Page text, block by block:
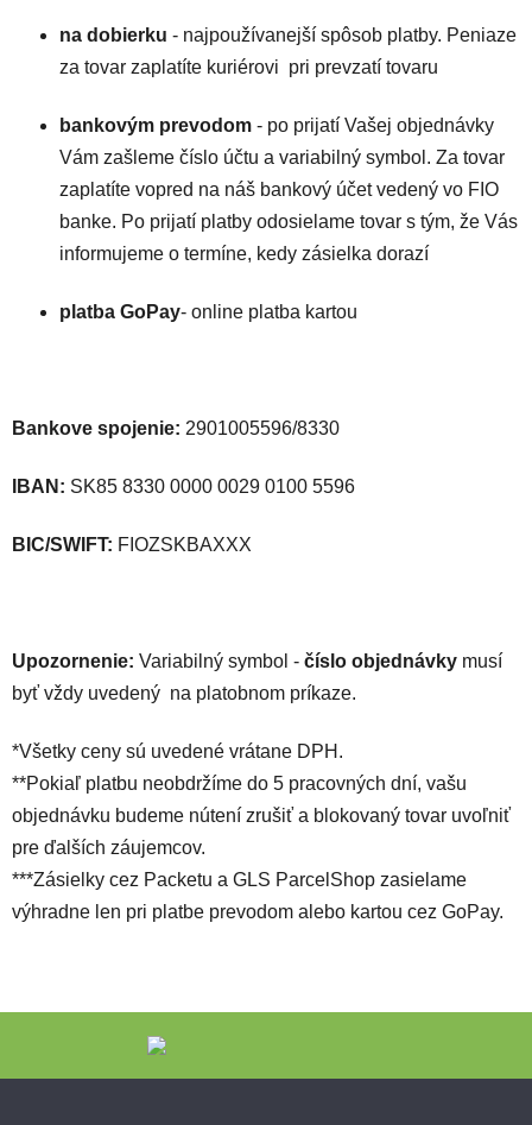
na dobierku - najpoužívanejší spôsob platby. Peniaze
za tovar zaplatíte kuriérovi pri prevzatí tovaru
bankovým prevodom - po prijatí Vašej objednávky
Vám zašleme číslo účtu a variabilný symbol. Za tovar
zaplatíte vopred na náš bankový účet vedený vo FIO
banke. Po prijatí platby odosielame tovar s tým, že Vás
informujeme o termíne, kedy zásielka dorazí
platba GoPay- online platba kartou
Bankove spojenie: 2901005596/8330
IBAN: SK85 8330 0000 0029 0100 5596
BIC/SWIFT: FIOZSKBAXXX
Upozornenie: Variabilný symbol - číslo objednávky musí
byť vždy uvedený na platobnom príkaze.
*Všetky ceny sú uvedené vrátane DPH.
**Pokiaľ platbu neobdržíme do 5 pracovných dní, vašu
objednávku budeme nútení zrušiť a blokovaný tovar uvoľniť
pre ďalších záujemcov.
***Zásielky cez Packetu a GLS ParcelShop zasielame
výhradne len pri platbe prevodom alebo kartou cez GoPay.